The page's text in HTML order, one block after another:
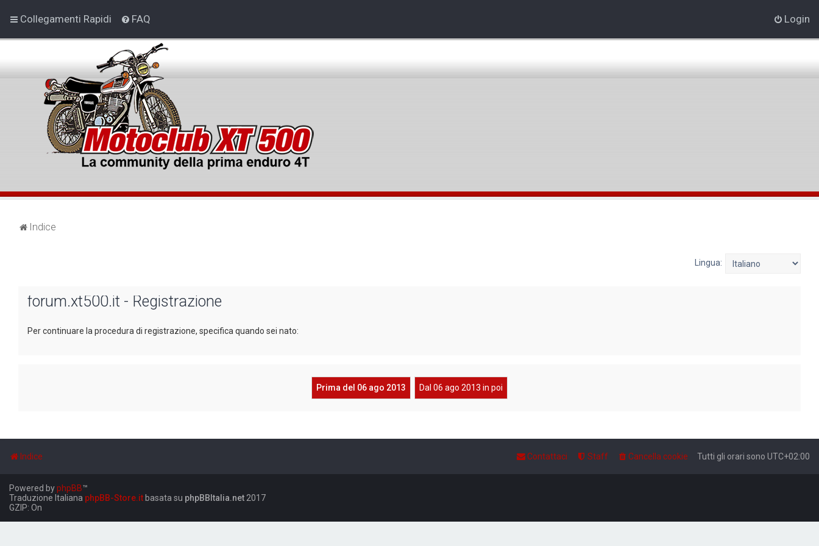
Collegamenti Rapidi FAQ Login
Indice
Lingua:
forum.xt500.it - Registrazione
Per continuare la procedura di registrazione, specifica quando sei nato:
Prima del 06 ago 2013 Dal 06 ago 2013 in poi
Indice Tutti gli orari sono UTC+02:00
Cancella cookie
Staff
Contattaci
Powered byphpBB™
Traduzione Italiana phpBB-Store.it basata su phpBBItalia.net 2017
GZIP: On